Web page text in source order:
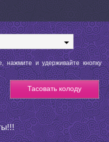
нажмите и удерживайте кнопку
Тасовать колоду